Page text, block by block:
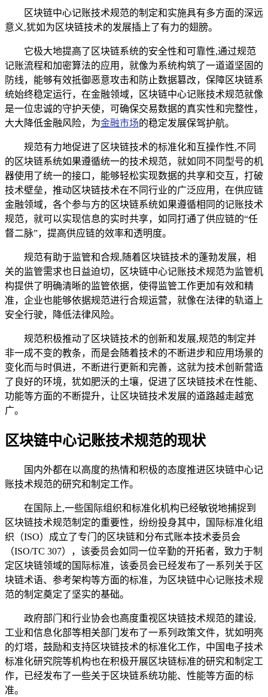
区块链中心记账技术规范的制定和实施具有多方面的深远
意义,犹如为区块链技术的发展插上了有力的翅膀。
它极大地提高了区块链系统的安全性和可靠性,通过规范
记账流程和加密算法的应用，就像为系统构筑了一道道坚固的
防线，能够有效抵御恶意攻击和防止数据篡改，保障区块链系
统始终稳定运行，在金融领域，区块链中心记账技术规范就像
是一位忠诚的守护天使，可确保交易数据的真实性和完整性，
大大降低金融风险，为金融市场的稳定发展保驾护航。
规范有力地促进了区块链技术的标准化和互操作性,不同
的区块链系统如果遵循统一的技术规范，就如同不同型号的机
器使用了统一的接口，能够轻松实现数据的共享和交互，打破
技术壁垒，推动区块链技术在不同行业的广泛应用，在供应链
金融领域，各个参与方的区块链系统如果遵循相同的记账技术
规范，就可以实现信息的实时共享，如同打通了供应链的“任
督二脉”，提高供应链的效率和透明度。
规范有助于监管和合规,随着区块链技术的蓬勃发展，相
关的监管需求也日益迫切，区块链中心记账技术规范为监管机
构提供了明确清晰的监管依据，使得监管工作更加有效和精
准，企业也能够依据规范进行合规运营，就像在法律的轨道上
安全行驶，降低法律风险。
规范积极推动了区块链技术的创新和发展,规范的制定并
非一成不变的教条，而是会随着技术的不断进步和应用场景的
变化而与时俱进，不断进行更新和完善，这就为技术创新营造
了良好的环境，犹如肥沃的土壤，促进了区块链技术在性能、
功能等方面的不断提升，让区块链技术发展的道路越走越宽
广。
区块链中心记账技术规范的现状
国内外都在以高度的热情和积极的态度推进区块链中心记
账技术规范的研究和制定工作。
在国际上,一些国际组织和标准化机构已经敏锐地捕捉到
区块链技术规范制定的重要性，纷纷投身其中，国际标准化组
织（ISO）成立了专门的区块链和分布式账本技术委员会
（ISO/TC 307），该委员会如同一位辛勤的开拓者，致力于制
定区块链领域的国际标准，该委员会已经发布了一系列关于区
块链术语、参考架构等方面的标准，为区块链中心记账技术规
范的制定奠定了坚实的基础。
政府部门和行业协会也高度重视区块链技术规范的建设,
工业和信息化部等相关部门发布了一系列政策文件，犹如明亮
的灯塔，鼓励和支持区块链技术的标准化工作，中国电子技术
标准化研究院等机构也在积极开展区块链标准的研究和制定工
作，已经发布了一些关于区块链系统功能、性能等方面的标
准。